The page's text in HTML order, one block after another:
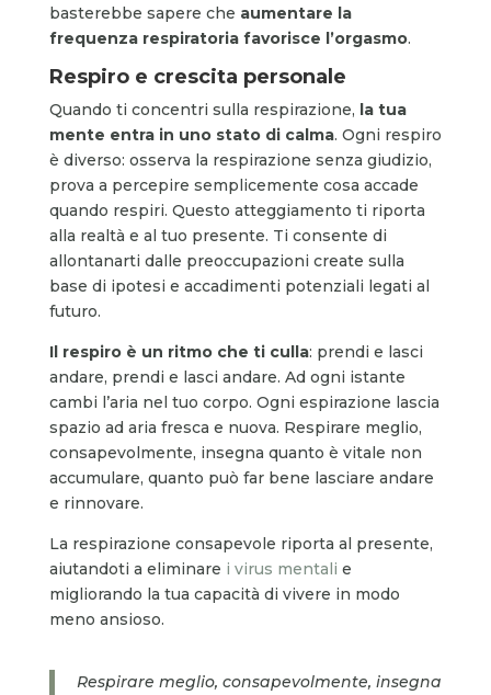
basterebbe sapere che aumentare la
frequenza respiratoria favorisce l’orgasmo.
Respiro e crescita personale
Quando ti concentri sulla respirazione, la tua
mente entra in uno stato di calma. Ogni respiro
è diverso: osserva la respirazione senza giudizio,
prova a percepire semplicemente cosa accade
quando respiri. Questo atteggiamento ti riporta
alla realtà e al tuo presente. Ti consente di
allontanarti dalle preoccupazioni create sulla
base di ipotesi e accadimenti potenziali legati al
futuro.
Il respiro è un ritmo che ti culla: prendi e lasci
andare, prendi e lasci andare. Ad ogni istante
cambi l’aria nel tuo corpo. Ogni espirazione lascia
spazio ad aria fresca e nuova. Respirare meglio,
consapevolmente, insegna quanto è vitale non
accumulare, quanto può far bene lasciare andare
e rinnovare.
La respirazione consapevole riporta al presente,
aiutandoti a eliminare i virus mentali e
migliorando la tua capacità di vivere in modo
meno ansioso.
Respirare meglio, consapevolmente, insegna